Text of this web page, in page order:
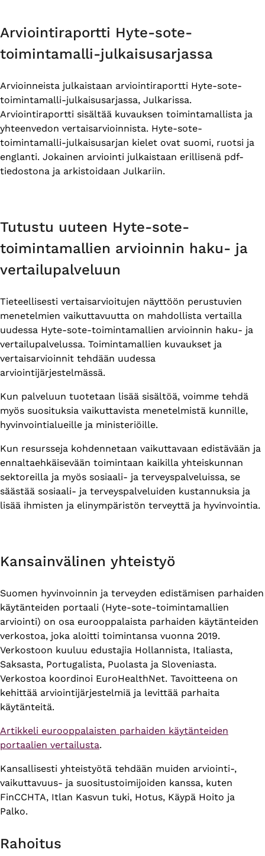
Arviointiraportti Hyte-sote-
toimintamalli-julkaisusarjassa
Arvioinneista julkaistaan arviointiraportti Hyte-sote-
toimintamalli-julkaisusarjassa, Julkarissa.
Arviointiraportti sisältää kuvauksen toimintamallista ja
yhteenvedon vertaisarvioinnista. Hyte-sote-
toimintamalli-julkaisusarjan kielet ovat suomi, ruotsi ja
englanti. Jokainen arviointi julkaistaan erillisenä pdf-
tiedostona ja arkistoidaan Julkariin.
Tutustu uuteen Hyte-sote-
toimintamallien arvioinnin haku- ja
vertailupalveluun
Tieteellisesti vertaisarvioitujen näyttöön perustuvien
menetelmien vaikuttavuutta on mahdollista vertailla
uudessa Hyte-sote-toimintamallien arvioinnin haku- ja
vertailupalvelussa. Toimintamallien kuvaukset ja
vertaisarvioinnit tehdään uudessa
arviointijärjestelmässä.
Kun palveluun tuotetaan lisää sisältöä, voimme tehdä
myös suosituksia vaikuttavista menetelmistä kunnille,
hyvinvointialueille ja ministeriöille.
Kun resursseja kohdennetaan vaikuttavaan edistävään ja
ennaltaehkäisevään toimintaan kaikilla yhteiskunnan
sektoreilla ja myös sosiaali- ja terveyspalveluissa, se
säästää sosiaali- ja terveyspalveluiden kustannuksia ja
lisää ihmisten ja elinympäristön terveyttä ja hyvinvointia.
Kansainvälinen yhteistyö
Suomen hyvinvoinnin ja terveyden edistämisen parhaiden
käytänteiden portaali (Hyte-sote-toimintamallien
arviointi) on osa eurooppalaista parhaiden käytänteiden
verkostoa, joka aloitti toimintansa vuonna 2019.
Verkostoon kuuluu edustajia Hollannista, Italiasta,
Saksasta, Portugalista, Puolasta ja Sloveniasta.
Verkostoa koordinoi EuroHealthNet. Tavoitteena on
kehittää arviointijärjestelmiä ja levittää parhaita
käytänteitä.
Artikkeli eurooppalaisten parhaiden käytänteiden
portaalien vertailusta.
Kansallisesti yhteistyötä tehdään muiden arviointi-,
vaikuttavuus- ja suositustoimijoiden kanssa, kuten
FinCCHTA, Itlan Kasvun tuki, Hotus, Käypä Hoito ja
Palko.
Rahoitus